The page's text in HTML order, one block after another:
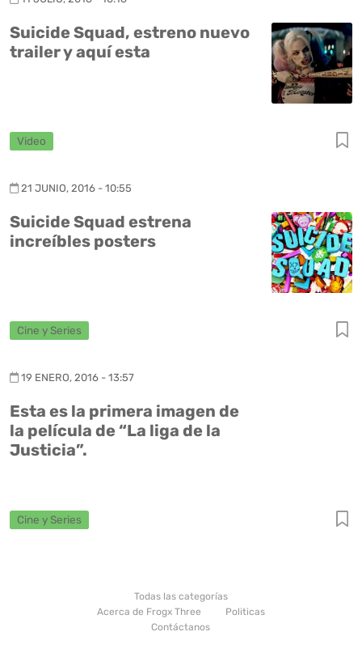
Suicide Squad, estreno nuevo
trailer y aquí esta
Video
21 JUNIO, 2016 - 10:55
Suicide Squad estrena
increíbles posters
Cine y Series
19 ENERO, 2016 - 13:57
Esta es la primera imagen de
la película de “La liga de la
Justicia”.
Cine y Series
Todas las categorías
Acerca de Frogx Three
Politicas
Contáctanos